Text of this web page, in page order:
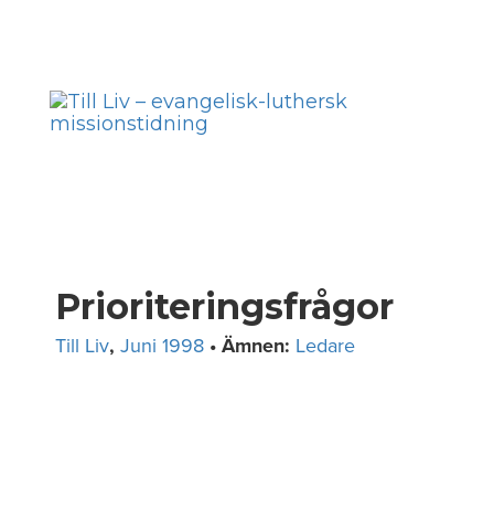
Prioriteringsfrågor
Till Liv, Juni 1998 • Ämnen: Ledare